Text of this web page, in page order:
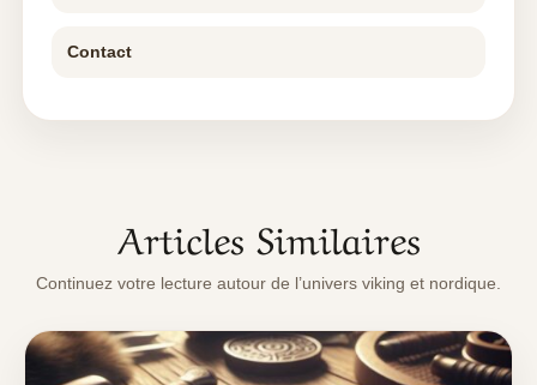
Contact
Articles Similaires
Continuez votre lecture autour de l’univers viking et nordique.